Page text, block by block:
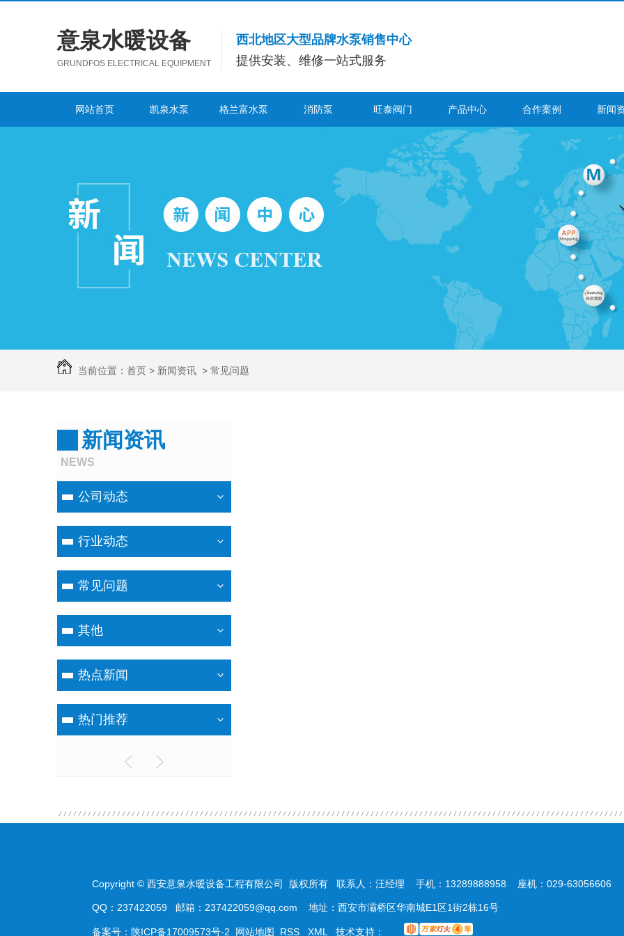
意泉水暖设备
GRUNDFOS ELECTRICAL EQUIPMENT
西北地区大型品牌水泵销售中心
提供安装、维修一站式服务
网站首页 凯泉水泵 格兰富水泵 消防泵 旺泰阀门 产品中心 合作案例 新闻
当前位置： 首页 > 新闻资讯 > 常见问题
新闻资讯
NEWS
公司动态
行业动态
常见问题
其他
热点新闻
热门推荐
Copyright © 西安意泉水暖设备工程有限公司 版权所有 联系人：汪经理 手机：13289888958 座机：029-63056606
QQ：237422059 邮箱：237422059@qq.com 地址：西安市灞桥区华南城E1区1街2栋16号
备案号： 陕ICP备17009573号-2 网站地图 RSS XML 技术支持：